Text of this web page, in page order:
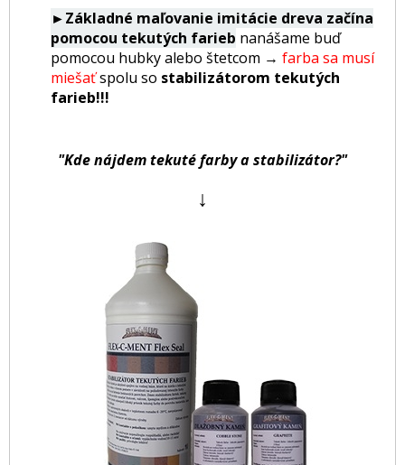
►Základné maľovanie imitácie dreva začína
pomocou tekutých farieb nanášame buď
pomocou hubky alebo štetcom → farba sa musí
miešaťspolu so stabilizátorom tekutých
farieb!!!
"Kde nájdem tekuté farby a stabilizátor?"
↓